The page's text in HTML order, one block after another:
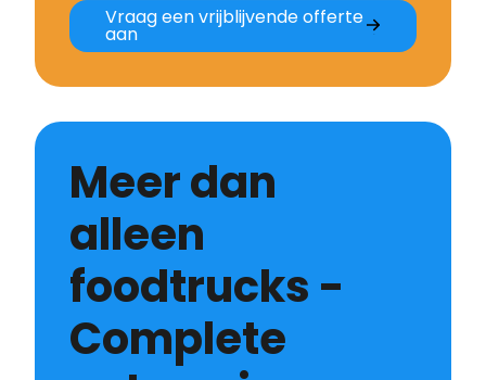
Vraag een vrijblijvende offerte
aan
Meer dan
alleen
foodtrucks -
Complete